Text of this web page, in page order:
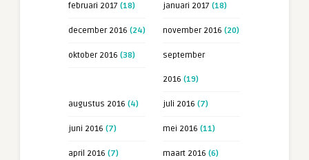
februari 2017 (18) januari 2017 (18)
december 2016 (24) november 2016 (20)
oktober 2016 (38) september
2016 (19)
augustus 2016 (4) juli 2016 (7)
juni 2016 (7) mei 2016 (11)
april 2016 (7) maart 2016 (6)